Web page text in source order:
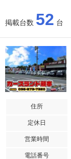
掲載台数 52 台
住所
定休日
営業時間
電話番号